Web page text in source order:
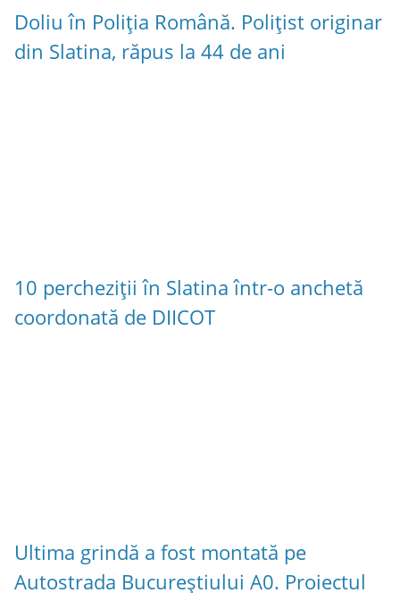
Doliu în Poliția Română. Polițist originar
din Slatina, răpus la 44 de ani
10 percheziții în Slatina într-o anchetă
coordonată de DIICOT
Ultima grindă a fost montată pe
Autostrada Bucureștiului A0. Proiectul